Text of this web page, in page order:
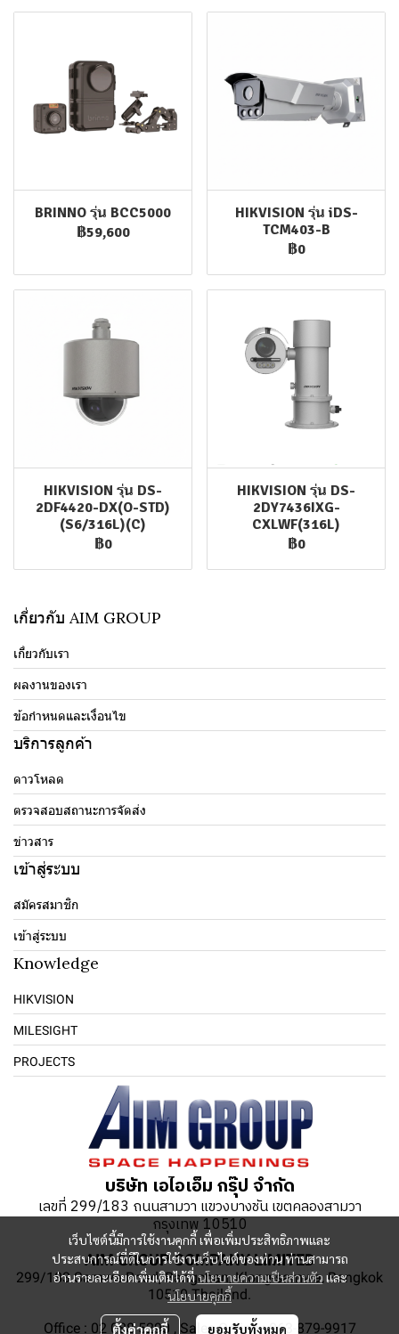
BRINNO รุ่น BCC5000
฿59,600
HIKVISION รุ่น iDS-
TCM403-B
฿0
HIKVISION รุ่น DS-
2DF4420-DX(O-STD)
(S6/316L)(C)
฿0
HIKVISION รุ่น DS-
2DY7436IXG-
CXLWF(316L)
฿0
เว็บไซต์นี้มีการใช้งานคุกกี้ เพื่อเพิ่มประสิทธิภาพและ
ประสบการณ์ที่ดีในการใช้งานเว็บไซต์ของท่าน ท่านสามารถ
อ่านรายละเอียดเพิ่มเติมได้ที่นโยบายความเป็นส่วนตัวและ
นโยบายคุกกี้
ตั้งค่าคุกกี้ ยอมรับทั้งหมด
เกี่ยวกับ AIM GROUP
เกี่ยวกับเรา
ผลงานของเรา
ข้อกำหนดและเงื่อนไข
บริการลูกค้า
ดาวโหลด
ตรวจสอบสถานะการจัดส่ง
ข่าวสาร
เข้าสู่ระบบ
สมัครสมาชิก
เข้าสู่ระบบ
Knowledge
HIKVISION
MILESIGHT
PROJECTS
บริษัท เอไอเอ็ม กรุ๊ป จำกัด
เลขที่ 299/183 ถนนสามวา แขวงบางชัน เขตคลองสามวา
กรุงเทพ 10510
AIM GROUP COMPANY LIMITED
299/183 Samwa Road, Bangchan, Klong-samwa, Bangkok
10510 Thailand.
Office : 02 088 5290 , Sales Online : 063-879-9917